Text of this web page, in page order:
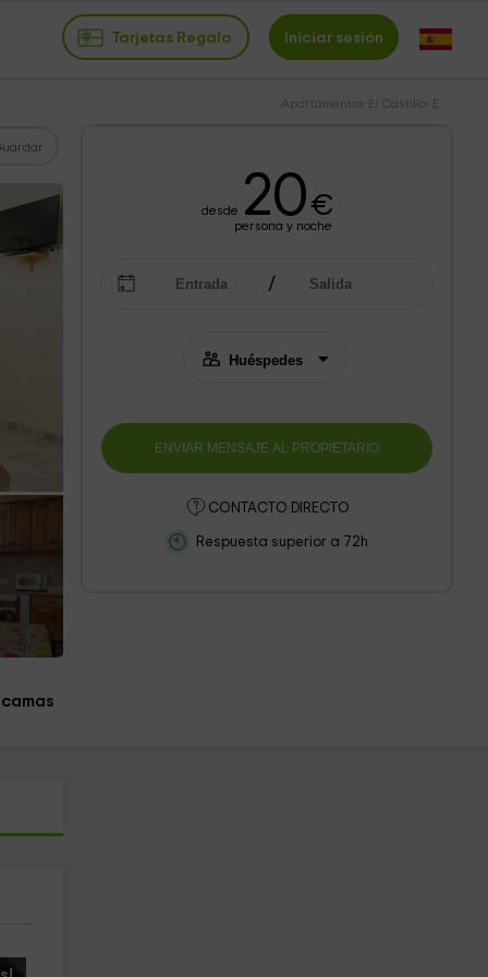
Tarjetas Regalo Iniciar sesión
Apartamentos El Castillo- E
desde 20€
persona y noche
CONTACTO DIRECTO
Respuesta superior a 72h